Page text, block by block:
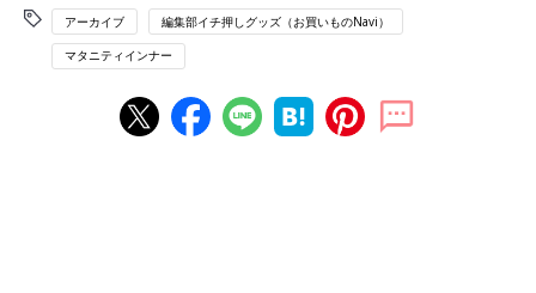
眠る時のバストを独自の構造［特許 第6327449号］で包みこむ
アーカイブ 編集部イチ押しグッズ（お買いものNavi）
マタニティインナー